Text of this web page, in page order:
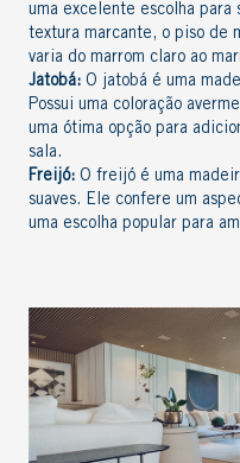
uma excelente escolha para
textura marcante, o piso de
varia do marrom claro ao
Jatobá: O jatobá é uma
Possui uma coloração
uma ótima opção para
sala.
Freijó: O freijó é uma
suaves. Ele confere um
uma escolha popular para